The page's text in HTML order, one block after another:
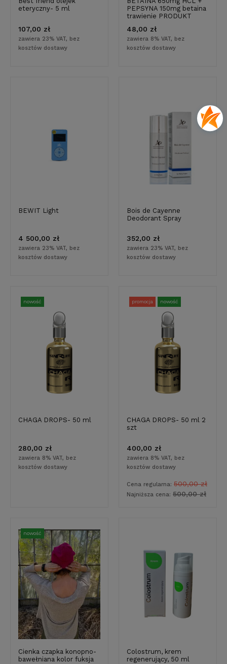
eteryczny- 5 ml
107,00 zł
zawiera 23% VAT, bez
kosztów dostawy
PEPSYNA 150mg betaina
trawienie PRODUKT
48,00 zł
zawiera 8% VAT, bez
kosztów dostawy
BEWIT Light
4 500,00 zł
zawiera 23% VAT, bez
kosztów dostawy
Bois de Cayenne
Deodorant Spray
352,00 zł
zawiera 23% VAT, bez
kosztów dostawy
CHAGA DROPS- 50 ml
280,00 zł
zawiera 8% VAT, bez
kosztów dostawy
nowość
CHAGA DROPS- 50 ml 2
szt
400,00 zł
zawiera 8% VAT, bez
kosztów dostawy
Cena regularna: 500,00 zł
Najniższa cena: 500,00 zł
promocja nowość
Cienka czapka konopno-
bawełniana kolor fuksja
nowość
Colostrum, krem
regenerujący, 50 ml